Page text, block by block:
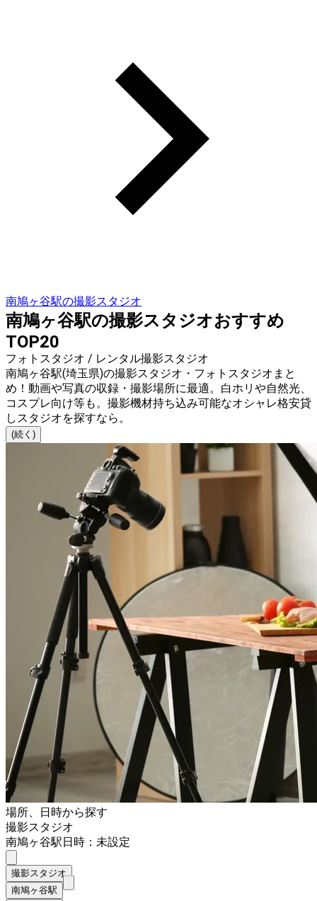
南鳩ヶ谷駅の撮影スタジオ
南鳩ヶ谷駅の撮影スタジオおすすめ
TOP20
フォトスタジオ / レンタル撮影スタジオ
南鳩ヶ谷駅(埼玉県)の撮影スタジオ・フォトスタジオまと
め！動画や写真の収録・撮影場所に最適。白ホリや自然光、
コスプレ向け等も。撮影機材持ち込み可能なオシャレ格安貸
しスタジオを探すなら。
(続く)
場所、日時から探す
撮影スタジオ
南鳩ヶ谷駅日時：未設定
撮影スタジオ
南鳩ヶ谷駅